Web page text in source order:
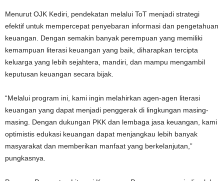
Menurut OJK Kediri, pendekatan melalui ToT menjadi strategi
efektif untuk mempercepat penyebaran informasi dan pengetahuan
keuangan. Dengan semakin banyak perempuan yang memiliki
kemampuan literasi keuangan yang baik, diharapkan tercipta
keluarga yang lebih sejahtera, mandiri, dan mampu mengambil
keputusan keuangan secara bijak.
“Melalui program ini, kami ingin melahirkan agen-agen literasi
keuangan yang dapat menjadi penggerak di lingkungan masing-
masing. Dengan dukungan PKK dan lembaga jasa keuangan, kami
optimistis edukasi keuangan dapat menjangkau lebih banyak
masyarakat dan memberikan manfaat yang berkelanjutan,”
pungkasnya.